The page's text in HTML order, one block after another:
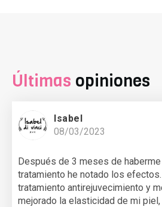
Últimas opiniones
Isabel
08/03/2023
Después de 3 meses de
tratamiento he notado los
tratamiento antirejuvecimiento y
mejorado la elasticidad de mi